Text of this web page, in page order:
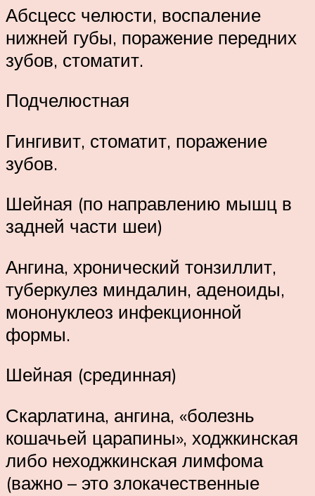
Абсцесс челюсти, воспаление
нижней губы, поражение передних
зубов, стоматит.
Подчелюстная
Гингивит, стоматит, поражение
зубов.
Шейная (по направлению мышц в
задней части шеи)
Ангина, хронический тонзиллит,
туберкулез миндалин, аденоиды,
мононуклеоз инфекционной
формы.
Шейная (срединная)
Скарлатина, ангина, «болезнь
кошачьей царапины», ходжкинская
либо неходжкинская лимфома
(важно – это злокачественные